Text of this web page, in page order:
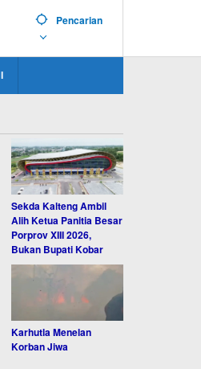
Pencarian
Sekda Kalteng Ambil
Alih Ketua Panitia Besar
Porprov XIII 2026,
Bukan Bupati Kobar
Karhutla Menelan
Korban Jiwa